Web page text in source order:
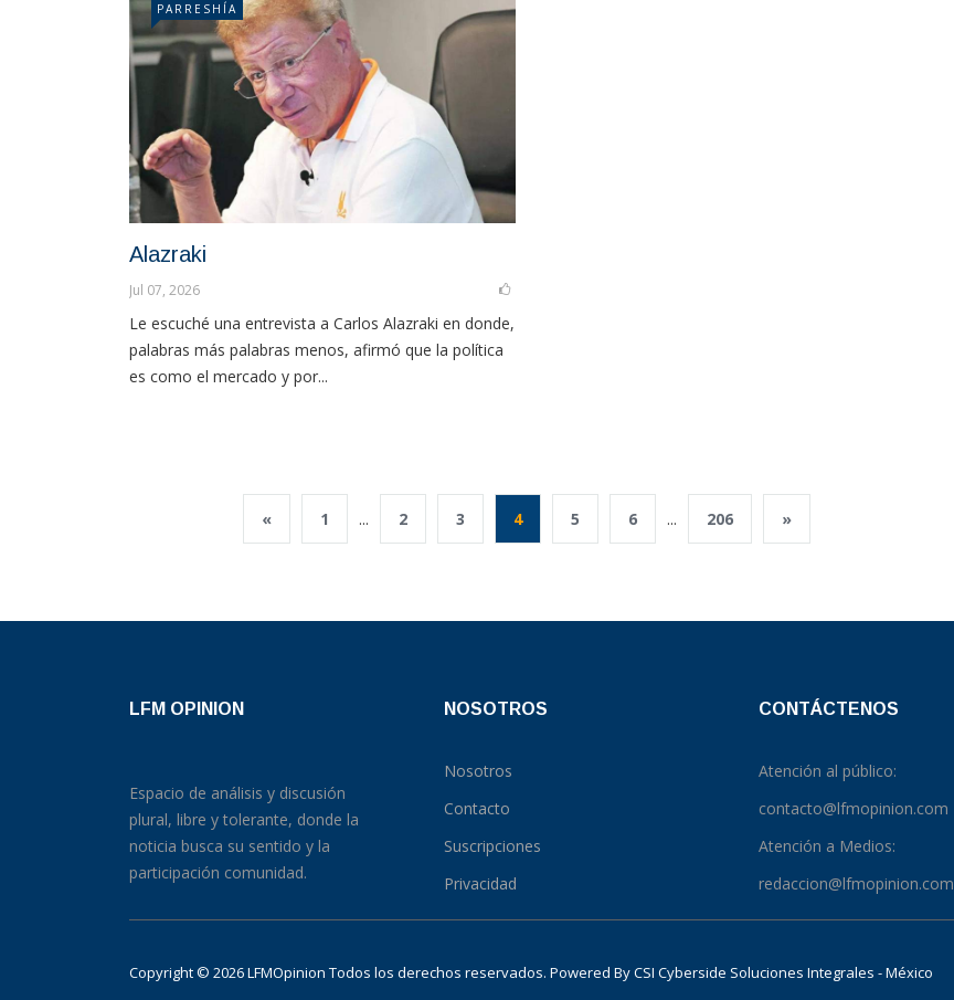
PARRESHÍA
Alazraki
Jul 07, 2026
Le escuché una entrevista a Carlos Alazraki en donde,
palabras más palabras menos, afirmó que la política
es como el mercado y por...
« 1 ... 2 3 4 5 6 ... 206 »
LFM OPINION
Espacio de análisis y discusión
plural, libre y tolerante, donde la
noticia busca su sentido y la
participación comunidad.
NOSOTROS
Nosotros
Contacto
Suscripciones
Privacidad
CONTÁCTENOS
Atención al público:
contacto@lfmopinion.com
Atención a Medios:
redaccion@lfmopinion.com
Copyright © 2026 LFMOpinion Todos los derechos reservados. Powered ByCSI Cyberside Soluciones Integrales - México